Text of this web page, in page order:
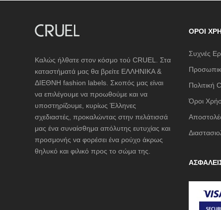
Καλώς ήλθατε στον κόσμο τού CRUEL. Στα
καταστήματά μας θα βρείτε ΕΛΛΗΝΙΚΑ &
ΔΙΕΘΝΗ fashion labels. Σκοπός μας είναι
να επιλέγουμε να προωθούμε και να
υποστηρίζουμε, κυρίως Έλληνες
σχεδιαστές, προκαλώντας στην πελάτισσά
μας ένα συναίσθημα απόλυτης ευτυχίας και
προσμονής να φορέσει ένα ρούχο άκρως
θηλυκό και φιλικό προς το σώμα της.
ΌΡΟΙ
Συχνές
Πολιτική
Όροι